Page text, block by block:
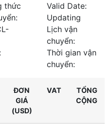
thức
Valid Date:
Updating
Lịch vận
chuyển:
Thời gian vận
chuyển:
ĐƠN
GIÁ
(USD)
VAT
TỔNG
CỘNG